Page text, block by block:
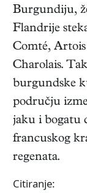
Burgundiju,
Flandrije
Comté, Artois
Charolais.
burgundske
području
jaku i bogatu
francuskog
regenata.
Citiranje: